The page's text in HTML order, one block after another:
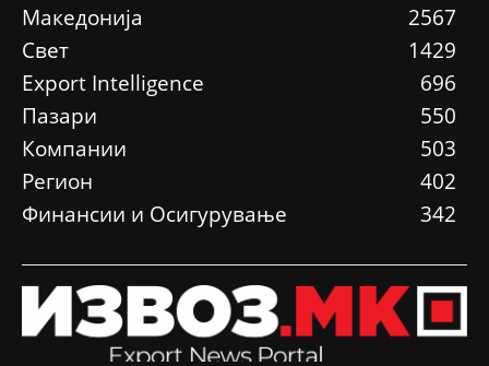
Македонија
2567
Свет
1429
Еxport Intelligence
696
Пазари
550
Компании
503
Регион
402
Финансии и Осигурување
342